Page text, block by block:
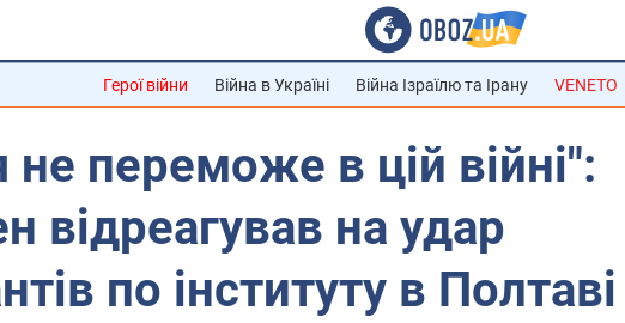
Герої війни Війна в Україні Війна Ізраїлю та Ірану VENETO
не переможе в цій війні":
відреагував на удар
по інституту в Полтаві